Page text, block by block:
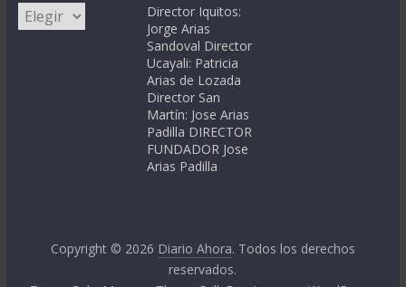
Categorías
Director Iquitos:
Jorge Arias
Sandoval Director
Ucayali: Patricia
Arias de Lozada
Director San
Martín: Jose Arias
Padilla DIRECTOR
FUNDADOR Jose
Arias Padilla
Copyright © 2026 Diario Ahora. Todos los derechos
reservados.